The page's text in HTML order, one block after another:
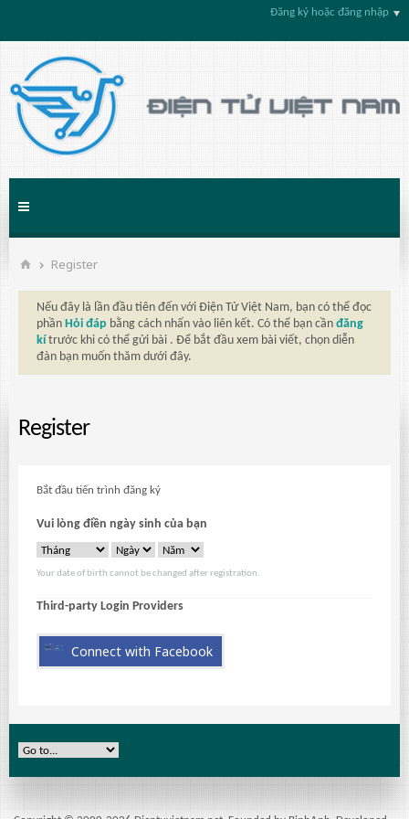
Đăng ký hoặc đăng nhập
Register
Nếu đây là lần đầu tiên đến với Điện Tử Việt Nam, bạn có thể đọc
phần Hỏi đáp bằng cách nhấn vào liên kết. Có thể bạn cần đăng
kí trước khi có thể gửi bài . Để bắt đầu xem bài viết, chọn diễn
đàn bạn muốn thăm dưới đây.
Register
Bắt đầu tiến trình đăng ký
Vui lòng điền ngày sinh của bạn
Your date of birth cannot be changed after registration.
Third-party Login Providers
Connect with Facebook